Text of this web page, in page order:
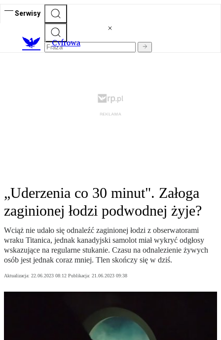
Serwisy
Cyfrowa
„Uderzenia co 30 minut". Załoga
zaginionej łodzi podwodnej żyje?
Wciąż nie udało się odnaleźć zaginionej łodzi z obserwatorami
wraku Titanica, jednak kanadyjski samolot miał wykryć odgłosy
wskazujące na regularne stukanie. Czasu na odnalezienie żywych
osób jest jednak coraz mniej. Tlen skończy się w dziś.
Aktualizacja: 22.06.2023 08:12 Publikacja: 21.06.2023 09:38